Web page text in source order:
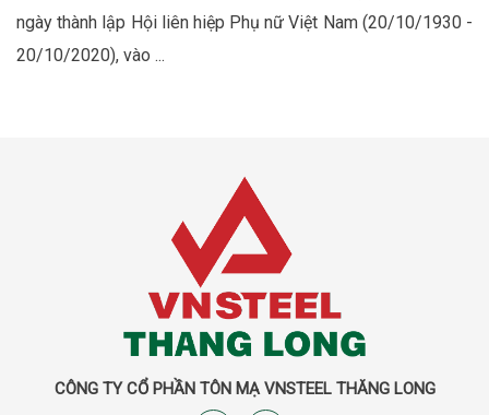
ngày thành lập Hội liên hiệp Phụ nữ Việt Nam (20/10/1930 -
20/10/2020), vào ...
CÔNG TY CỔ PHẦN TÔN MẠ VNSTEEL THĂNG LONG